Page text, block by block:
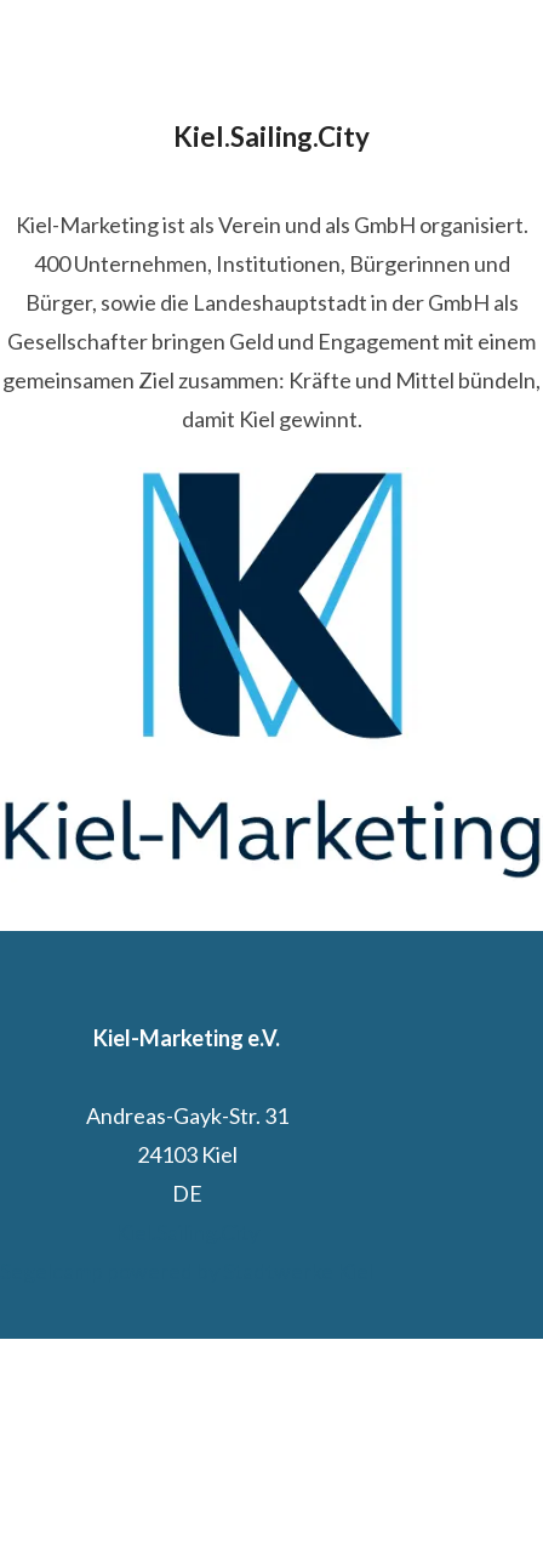
Kiel.Sailing.City
Kiel-Marketing ist als Verein und als GmbH organisiert.
400 Unternehmen, Institutionen, Bürgerinnen und
Bürger, sowie die Landeshauptstadt in der GmbH als
Gesellschafter bringen Geld und Engagement mit einem
gemeinsamen Ziel zusammen: Kräfte und Mittel bündeln,
damit Kiel gewinnt.
Kiel-Marketing e.V.
Andreas-Gayk-Str. 31
24103 Kiel
DE